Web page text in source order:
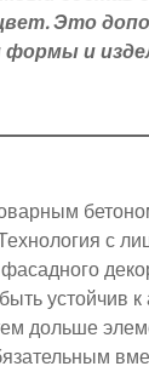
Это
формы и
с
устойчив
дольше